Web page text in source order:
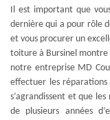
Il est important que
dernière qui a pour rôle
et vous procurer un
toiture à Bursinel montre
notre entreprise MD
effectuer les
s’agrandissent et que
de plusieurs années